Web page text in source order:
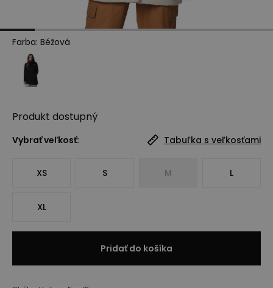
Farba: Béžová
Produkt dostupný
Vybrať veľkosť: Tabuľka s veľkosťami
XS S M L
XL
Pridať do košíka